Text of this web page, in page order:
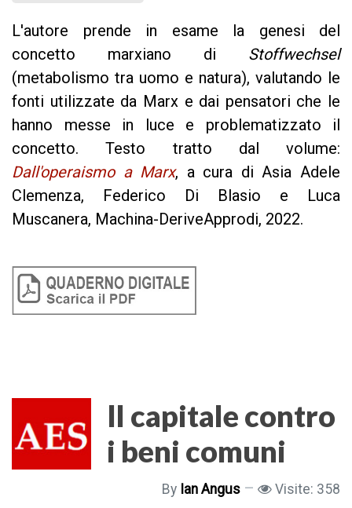
L'autore prende in esame la genesi del
concetto marxiano di Stoffwechsel
(metabolismo tra uomo e natura), valutando le
fonti utilizzate da Marx e dai pensatori che le
hanno messe in luce e problematizzato il
concetto. Testo tratto dal volume:
Dall'operaismo a Marx, a cura di Asia Adele
Clemenza, Federico Di Blasio e Luca
Muscanera, Machina-DeriveApprodi, 2022.
Il capitale contro
i beni comuni
By Ian Angus Visite: 358